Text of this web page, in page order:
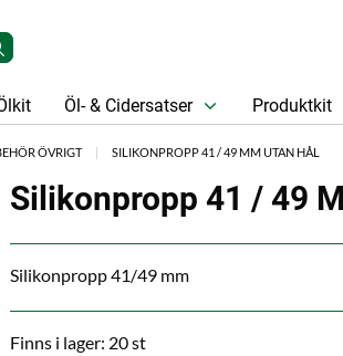
Öl- & Cidersatser Produktkit
ÖVRIGT SILIKONPROPP 41 / 49 MM UTAN HÅL
Silikonpropp 41 / 49
Silikonpropp 41/49 mm
Finns i lager: 20 st